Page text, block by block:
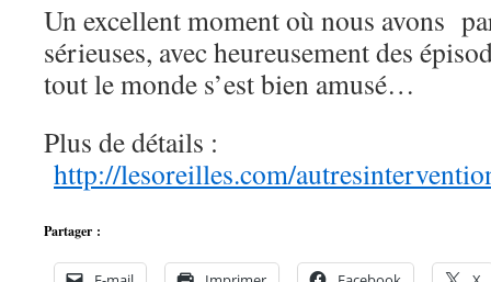
Un excellent moment où nous avons
sérieuses, avec heureusement des
tout le monde s’est bien amusé…
Plus de détails :
http://lesoreilles.com/
Partager :